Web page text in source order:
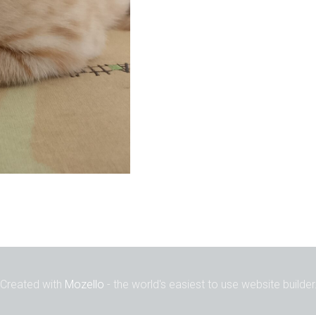
Created with Mozello - the world's easiest to use website